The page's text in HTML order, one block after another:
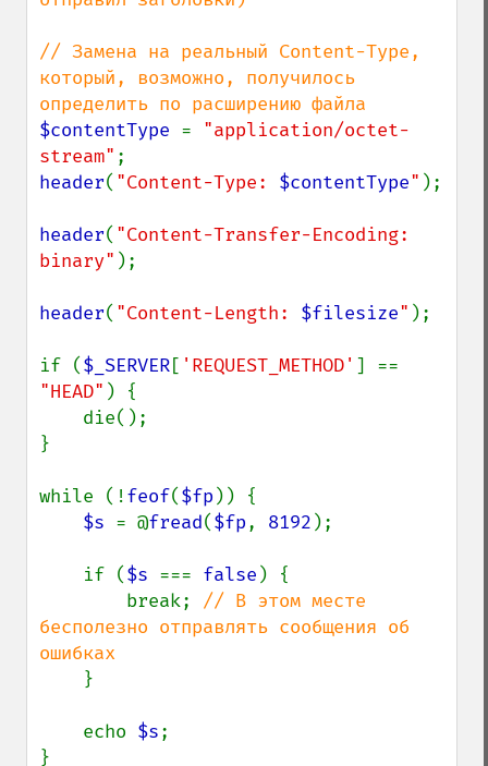
// Замена на реальный Content-Type,
который, возможно, получилось
$contentType = "application/octet-
stream"
header( "Content-Type: $contentType" );
header( "Content-Transfer-Encoding:
binary" );
header( "Content-Length: $filesize" );
if ($_SERVER[ 'REQUEST_METHOD'
"HEAD" ) {
}
while (!feof($fp )) {
$s = @fread($fp, 8192 );
    if (
$s === false ) {
        break;
// В этом месте
бесполезно отправлять сообщения об
ошибках
}
    echo
$s;